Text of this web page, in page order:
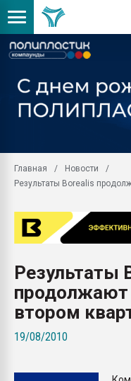
Главная
Новости
Результаты Borealis
Результаты
продолжают
втором
19/08/2010